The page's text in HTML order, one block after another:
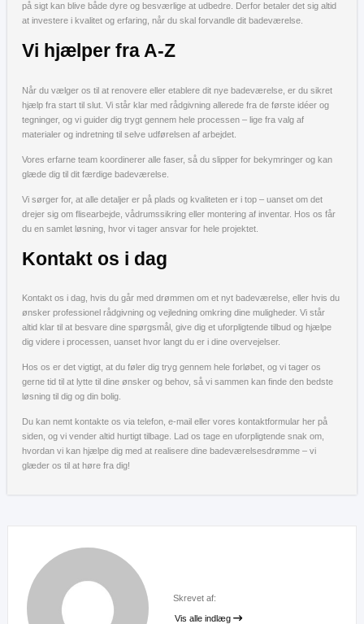
på sigt kan blive både dyre og besværlige at udbedre. Derfor betaler det sig altid
at investere i kvalitet og erfaring, når du skal forvandle dit badeværelse.
Vi hjælper fra A-Z
Når du vælger os til at renovere eller etablere dit nye badeværelse, er du sikret
hjælp fra start til slut. Vi står klar med rådgivning allerede fra de første idéer og
tegninger, og vi guider dig trygt gennem hele processen – lige fra valg af
materialer og indretning til selve udførelsen af arbejdet.
Vores erfarne team koordinerer alle faser, så du slipper for bekymringer og kan
glæde dig til dit færdige badeværelse.
Vi sørger for, at alle detaljer er på plads og kvaliteten er i top – uanset om det
drejer sig om flisearbejde, vådrumssikring eller montering af inventar. Hos os får
du en samlet løsning, hvor vi tager ansvar for hele projektet.
Kontakt os i dag
Kontakt os i dag, hvis du går med drømmen om et nyt badeværelse, eller hvis du
ønsker professionel rådgivning og vejledning omkring dine muligheder. Vi står
altid klar til at besvare dine spørgsmål, give dig et uforpligtende tilbud og hjælpe
dig videre i processen, uanset hvor langt du er i dine overvejelser.
Hos os er det vigtigt, at du føler dig tryg gennem hele forløbet, og vi tager os
gerne tid til at lytte til dine ønsker og behov, så vi sammen kan finde den bedste
løsning til dig og din bolig.
Du kan nemt kontakte os via telefon, e-mail eller vores kontaktformular her på
siden, og vi vender altid hurtigt tilbage. Lad os tage en uforpligtende snak om,
hvordan vi kan hjælpe dig med at realisere dine badeværelsesdrømme – vi
glæder os til at høre fra dig!
Skrevet af:
Vis alle indlæg